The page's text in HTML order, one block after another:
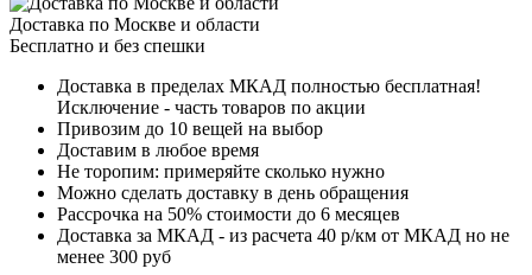
Доставка по Москве и области
Бесплатно и без спешки
Доставка в пределах МКАД полностью бесплатная!
Исключение - часть товаров по акции
Привозим до 10 вещей на выбор
Доставим в любое время
Не торопим: примеряйте сколько нужно
Можно сделать доставку в день обращения
Рассрочка на 50% стоимости до 6 месяцев
Доставка за МКАД - из расчета 40 р/км от МКАД но не
менее 300 руб